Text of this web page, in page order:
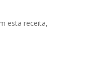
esta receita,